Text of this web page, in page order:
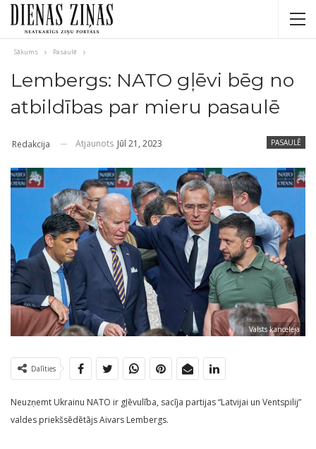
Sākums Pasaulē
Lembergs: NATO gļēvi bēg no
atbildības par mieru pasaulē
PASAULĒ
Redakcija Atjaunots Jūl 21, 2023
Valsts kanceleja
Dalīties
Neuzņemt Ukrainu NATO ir gļēvulība, sacīja partijas “Latvijai un Ventspilij”
valdes priekšsēdētājs Aivars Lembergs.